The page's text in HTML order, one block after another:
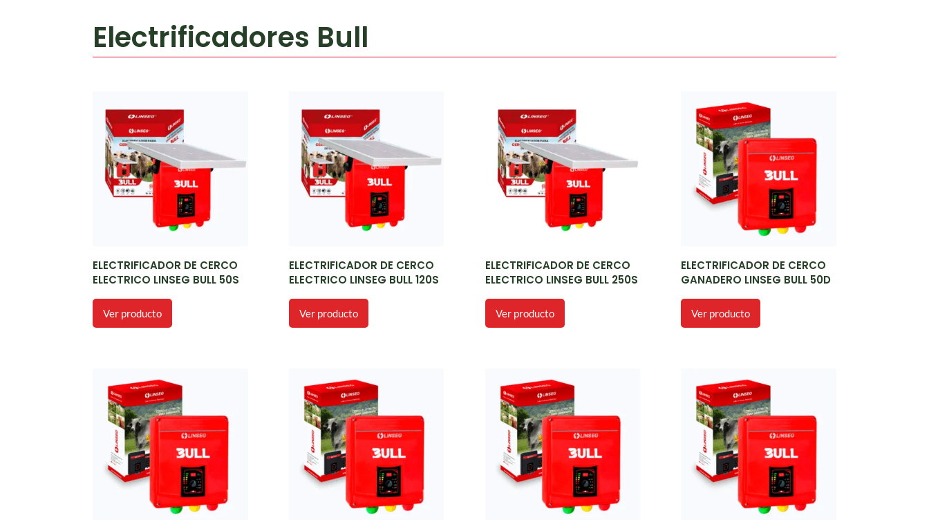
Electrificadores Bull
ELECTRIFICADOR DE CERCO
ELECTRICO LINSEG BULL 50S
Ver producto
ELECTRIFICADOR DE CERCO
ELECTRICO LINSEG BULL 120S
Ver producto
ELECTRIFICADOR DE CERCO
ELECTRICO LINSEG BULL 250S
Ver producto
ELECTRIFICADOR DE CERCO
GANADERO LINSEG BULL 50D
Ver producto